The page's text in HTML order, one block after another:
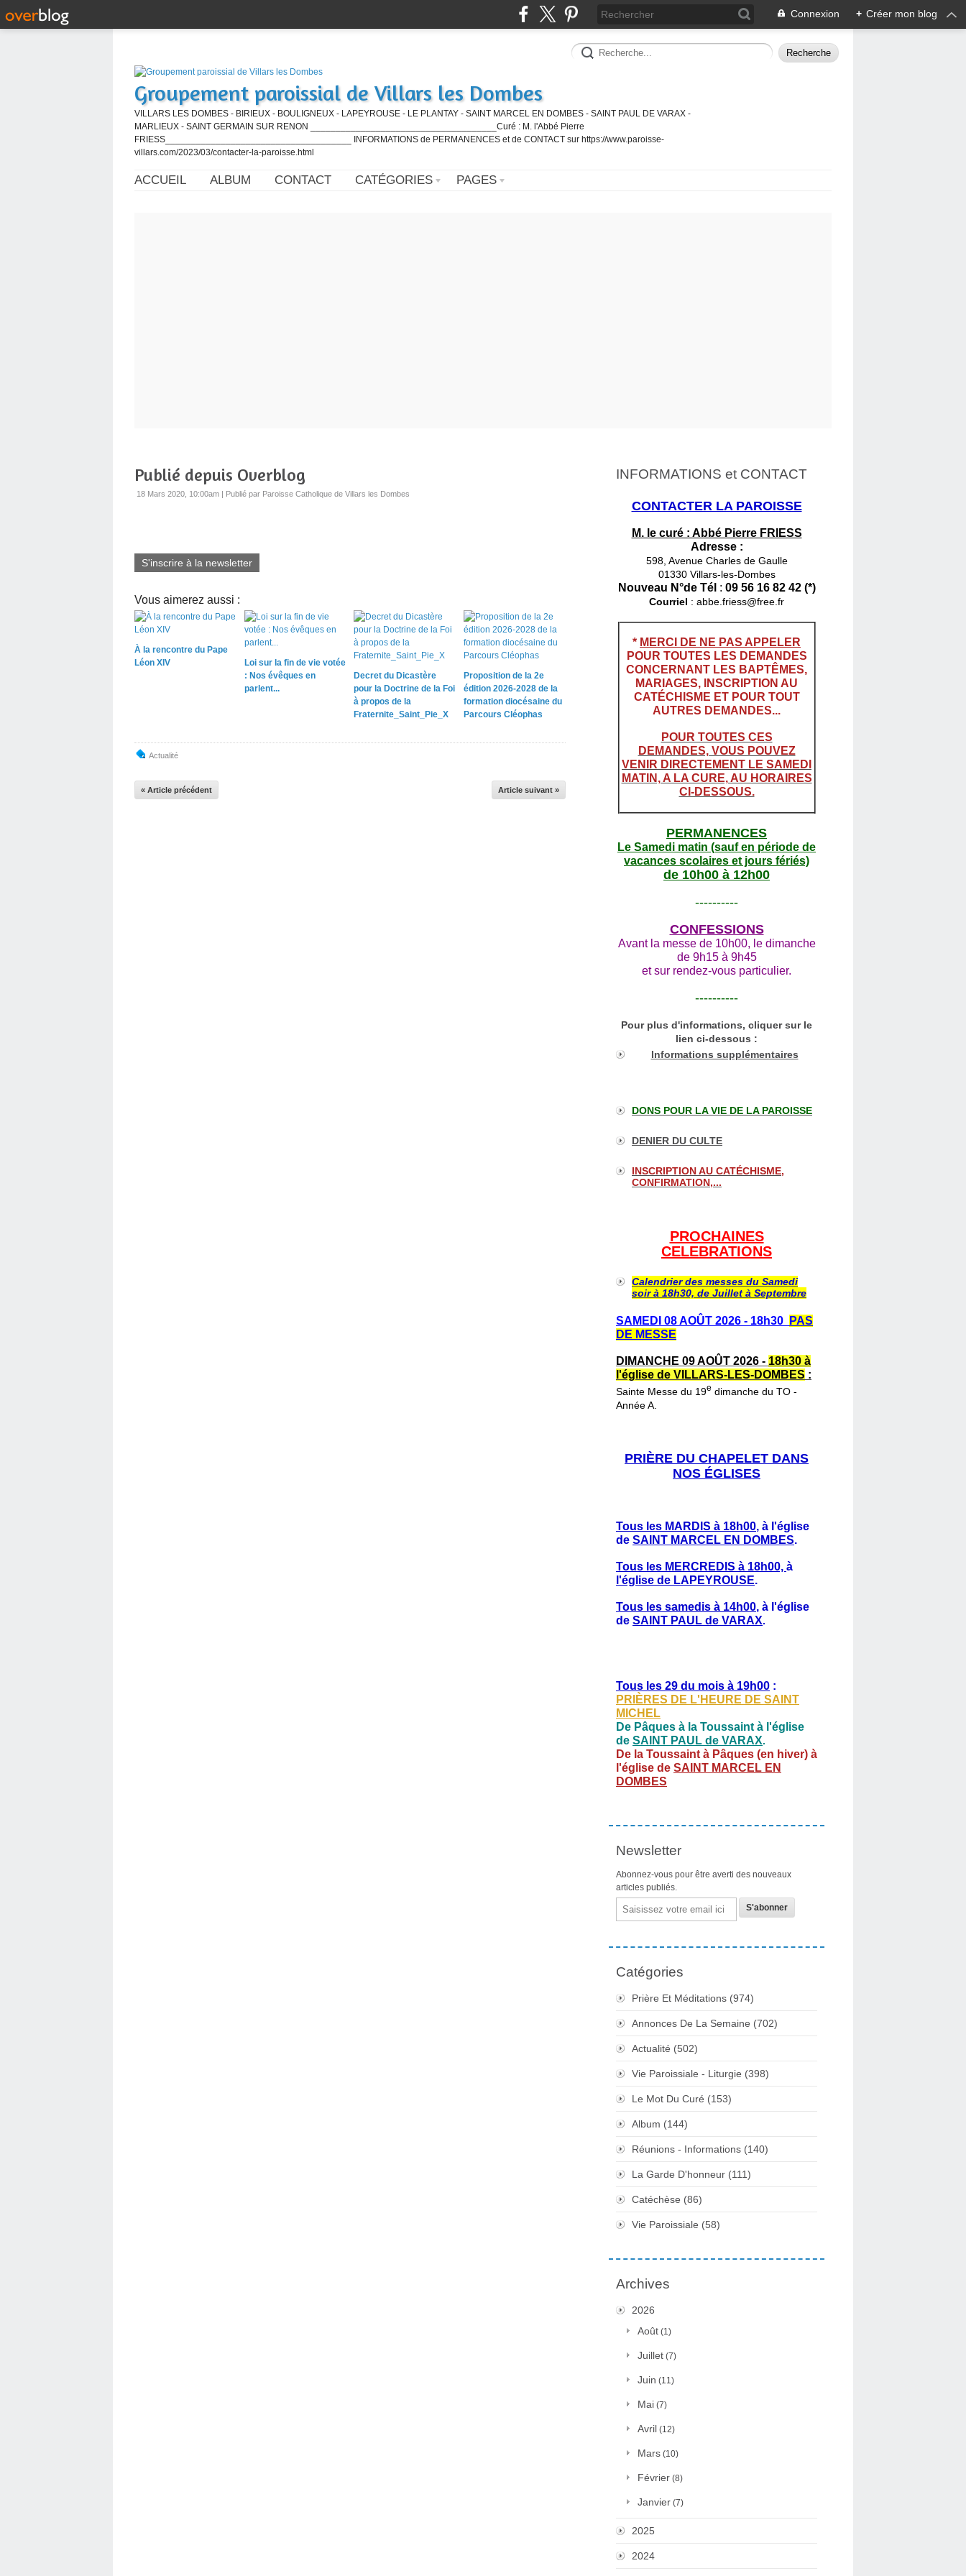
Connexion + Créer mon blog
Groupement paroissial de Villars les Dombes
VILLARS LES DOMBES - BIRIEUX - BOULIGNEUX - LAPEYROUSE - LE PLANTAY - SAINT MARCEL EN DOMBES - SAINT PAUL DE VARAX -
MARLIEUX - SAINT GERMAIN SUR RENON _____________________________________Curé : M. l'Abbé Pierre
FRIESS_____________________________________ INFORMATIONS de PERMANENCES et de CONTACT sur https://www.paroisse-
villars.com/2023/03/contacter-la-paroisse.html
ACCUEIL ALBUM CONTACT CATÉGORIES PAGES
Publié depuis Overblog
18 Mars 2020, 10:00am | Publié par Paroisse Catholique de Villars les Dombes
S'inscrire à la newsletter
Vous aimerez aussi :
À la rencontre du Pape
Léon XIV
Loi sur la fin de vie votée
: Nos évêques en
parlent...
Decret du Dicastère
pour la Doctrine de la Foi
à propos de la
Fraternite_Saint_Pie_X
Proposition de la 2e
édition 2026-2028 de la
formation diocésaine du
Parcours Cléophas
Actualité
« Article précédent Article suivant »
INFORMATIONS et CONTACT
CONTACTER LA PAROISSE
M. le curé : Abbé Pierre FRIESS
Adresse :
598, Avenue Charles de Gaulle
01330 Villars-les-Dombes
Nouveau N°de Tél : 09 56 16 82 42 (*)
Courriel : abbe.friess@free.fr
* MERCI DE NE PAS APPELER
POUR TOUTES LES DEMANDES
CONCERNANT LES BAPTÊMES,
MARIAGES, INSCRIPTION AU
CATÉCHISME ET POUR TOUT
AUTRES DEMANDES...
POUR TOUTES CES
DEMANDES, VOUS POUVEZ
VENIR DIRECTEMENT LE SAMEDI
MATIN, A LA CURE, AU HORAIRES
CI-DESSOUS.
PERMANENCES
Le Samedi matin (sauf en période de
vacances scolaires et jours fériés)
de 10h00 à 12h00
----------
CONFESSIONS
Avant la messe de 10h00, le dimanche
de 9h15 à 9h45
et sur rendez-vous particulier.
----------
Pour plus d'informations, cliquer sur le
lien ci-dessous :
Informations supplémentaires
DONS POUR LA VIE DE LA PAROISSE
DENIER DU CULTE
INSCRIPTION AU CATÉCHISME,
CONFIRMATION,...
PROCHAINES
CELEBRATIONS
Calendrier des messes du Samedi
soir à 18h30, de Juillet à Septembre
SAMEDI 08 AOÛT 2026 - 18h30
PAS
DE MESSE
DIMANCHE 09 AOÛT 2026 - 18h30 à
l'église de VILLARS-LES-DOMBES :
Sainte Messe du 19e dimanche du TO -
Année A.
PRIÈRE DU CHAPELET DANS
NOS ÉGLISES
Tous les MARDIS à 18h00, à l'église
de SAINT MARCEL EN DOMBES.
Tous les MERCREDIS à 18h00, à
l'église de LAPEYROUSE.
Tous les samedis à 14h00, à l'église
de SAINT PAUL de VARAX.
Tous les 29 du mois à 19h00 :
PRIÈRES DE L'HEURE DE SAINT
MICHEL
De Pâques à la Toussaint à l'église
de SAINT PAUL de VARAX.
De la Toussaint à Pâques (en hiver) à
l'église de SAINT MARCEL EN
DOMBES
Newsletter
Abonnez-vous pour être averti des nouveaux
articles publiés.
Email
Catégories
Prière Et Méditations (974)
Annonces De La Semaine (702)
Actualité (502)
Vie Paroissiale - Liturgie (398)
Le Mot Du Curé (153)
Album (144)
Réunions - Informations (140)
La Garde D'honneur (111)
Catéchèse (86)
Vie Paroissiale (58)
Archives
2026
Août (1)
Juillet (7)
Juin (11)
Mai (7)
Avril (12)
Mars (10)
Février (8)
Janvier (7)
2025
2024